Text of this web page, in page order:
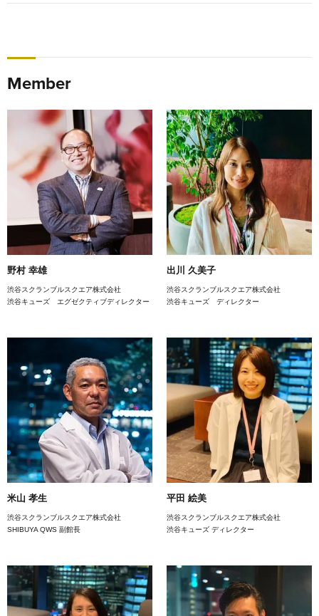
Member
野村 幸雄
渋谷スクランブルスクエア株式会社
渋谷キューズ エグゼクティブディレクター
出川 久美子
渋谷スクランブルスクエア株式会社
渋谷キューズ ディレクター
米山 孝生
渋谷スクランブルスクエア株式会社
SHIBUYA QWS 副館長
平田 絵美
渋谷スクランブルスクエア株式会社
渋谷キューズ ディレクター